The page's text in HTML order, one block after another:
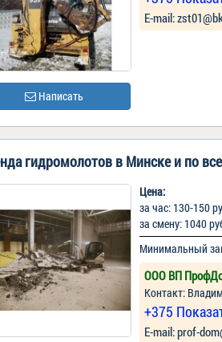
Написать
Е-mail:
гидромолотов в Минске и по
Цена:
за час: 130-150
за смену: 1040
Минимальный
ООО ВП
Контакт:
+375
Е-mail: prof-